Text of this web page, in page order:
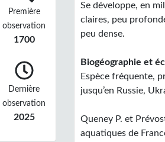
Première
observation
1700
Dernière
observation
2025
Se développe, en
claires, peu
peu dense.
Biogéographie et
Espèce fréquente,
jusqu’en Russie,
Queney P. et
aquatiques de